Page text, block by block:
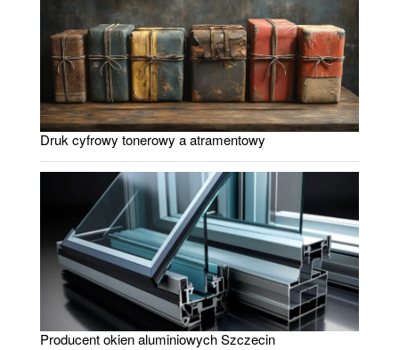
Druk cyfrowy tonerowy a atramentowy
Producent okien aluminiowych Szczecin